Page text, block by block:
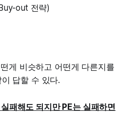
out 전략)
게 비슷하고 어떤게 다른지를
답할 수 있다.
패해도 되지만 PE는 실패하면